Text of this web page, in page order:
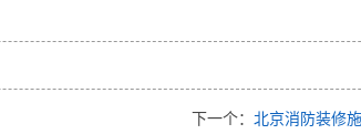
下一个： 北京消防装修